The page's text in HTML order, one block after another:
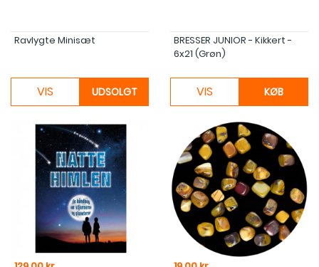
Ravlygte Minisæt
VIS UDSOLGT
BRESSER JUNIOR - Kikkert -
6x21 (Grøn)
VIS KØB
Pris Pris